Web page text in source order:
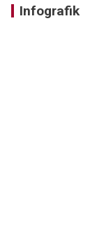
Infografik